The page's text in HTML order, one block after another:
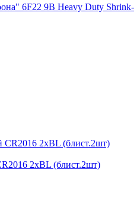
6F22 9В Heavy Duty Shrink-
2хBL (блист.2шт)